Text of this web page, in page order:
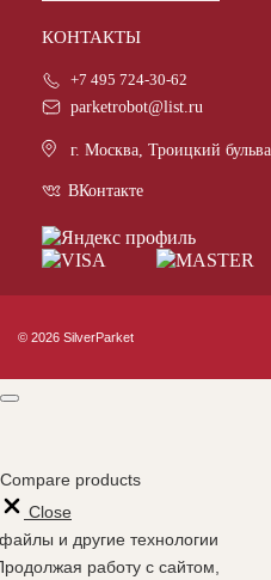
КОНТАКТЫ
+7 495 724-30-62
parketrobot@list.ru
г. Москва, Троицкий
ВКонтакте
© 2026 SilverParket
Compare products
Close
и другие технологии
работу с сайтом,